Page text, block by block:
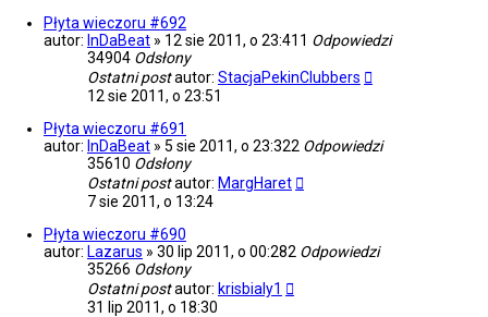
Płyta wieczoru #692
autor: InDaBeat » 12 sie 2011, o 23:41 1 Odpowiedzi
34904 Odsłony
Ostatni postautor: StacjaPekinClubbers
12 sie 2011, o 23:51
Płyta wieczoru #691
autor: InDaBeat » 5 sie 2011, o 23:322 Odpowiedzi
35610 Odsłony
Ostatni postautor: MargHaret
7 sie 2011, o 13:24
Płyta wieczoru #690
autor: Lazarus » 30 lip 2011, o 00:282 Odpowiedzi
35266 Odsłony
Ostatni postautor: krisbialy1
31 lip 2011, o 18:30